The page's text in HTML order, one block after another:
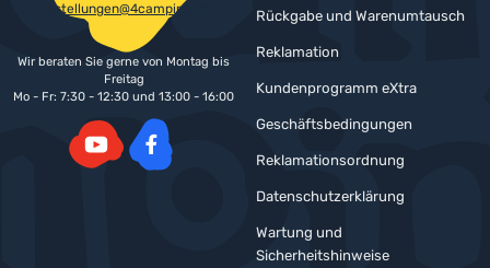
Rückgabe und Warenumtausch
Reklamation
Kundenprogramm eXtra
Geschäftsbedingungen
Reklamationsordnung
Datenschutzerklärung
Wartung und
Sicherheitshinweise
bestellungen@4camping.at
Wir beraten Sie gerne von Montag bis
Freitag
Mo - Fr: 7:30 - 12:30 und 13:00 - 16:00